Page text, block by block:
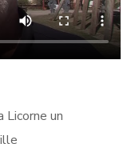
un